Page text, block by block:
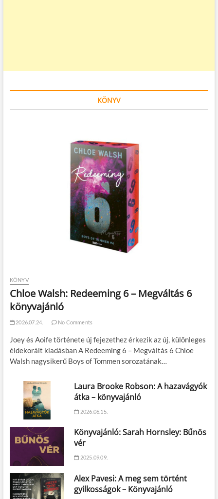
KÖNYV
KÖNYV
Chloe Walsh: Redeeming 6 – Megváltás 6
könyvajánló
2026.07.24. No Comments
Joey és Aoife története új fejezethez érkezik az új, különleges
éldekorált kiadásban A Redeeming 6 – Megváltás 6 Chloe
Walsh nagysikerű Boys of Tommen sorozatának…
Laura Brooke Robson: A hazavágyók
átka – könyvajánló
2026.06.15.
Könyvajánló: Sarah Hornsley: Bűnös
vér
2025.09.09.
Alex Pavesi: A meg sem történt
gyilkosságok – Könyvajánló